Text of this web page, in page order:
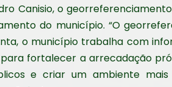
Canisio, o
do município. “O
o município trabalha com
fortalecer a arrecadação
e criar um ambiente